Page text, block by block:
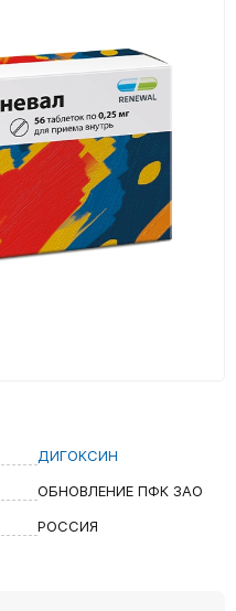
ДИГОКСИН
ОБНОВЛЕНИЕ ПФК ЗАО
РОССИЯ